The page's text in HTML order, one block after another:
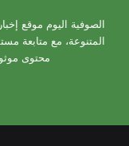
الصوفية اليوم موقع
المتنوعة، مع متابعة
محتوى